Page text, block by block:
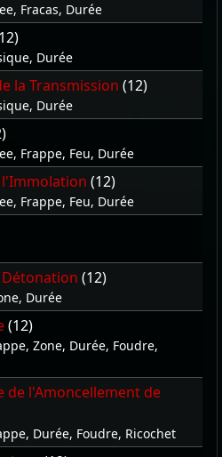
Fracas, Durée
Durée
la Transmission (12)
Durée
Frappe, Feu, Durée
(12)
Frappe, Feu, Durée
(12)
Durée
(12)
Zone, Durée, Foudre,
de l'Amoncellement de
Durée, Foudre, Ricochet